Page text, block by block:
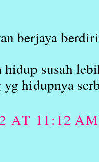
berjaya
hidup susah
hidupnya
AT 11:12 AM